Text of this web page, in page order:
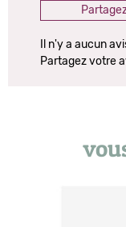
Il n'y a aucun
Partagez votre